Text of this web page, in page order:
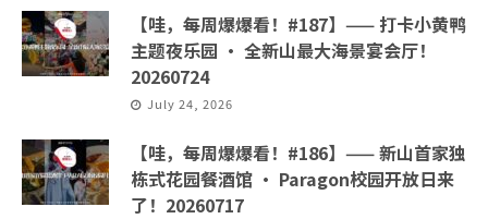
【哇，每周爆爆看！#187】—— 打卡小黄鸭
主题夜乐园 · 全新山最大海景宴会厅！
20260724
July 24, 2026
【哇，每周爆爆看！#186】—— 新山首家独
栋式花园餐酒馆 · Paragon校园开放日来
了！20260717